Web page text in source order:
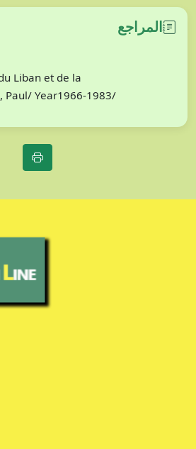
المراجع
Liban et de la
Paul/ Year1966-1983/